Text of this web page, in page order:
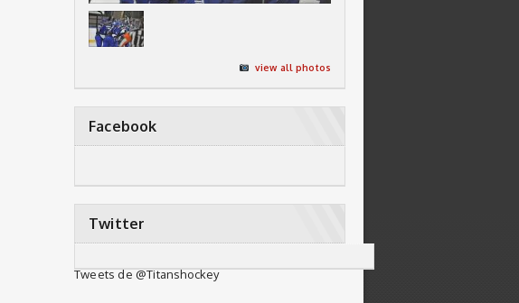
view all photos
Facebook
Twitter
Tweets de @Titanshockey